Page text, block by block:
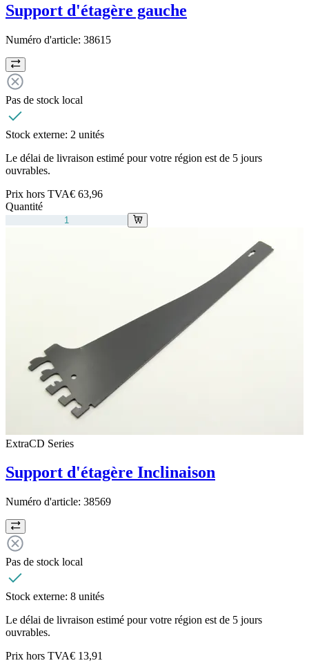
Support d'étagère gauche
Numéro d'article: 38615
Pas de stock local
Stock externe: 2 unités
Le délai de livraison estimé pour votre région est de 5 jours
ouvrables.
Prix hors TVA€ 63,96
Quantité
ExtraCD Series
Support d'étagère Inclinaison
Numéro d'article: 38569
Pas de stock local
Stock externe: 8 unités
Le délai de livraison estimé pour votre région est de 5 jours
ouvrables.
Prix hors TVA€ 13,91